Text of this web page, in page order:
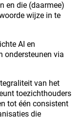
en die (daarmee)
wijze in te
AI en
ondersteunen via
van het
toezichthouders
tot één consistent
die